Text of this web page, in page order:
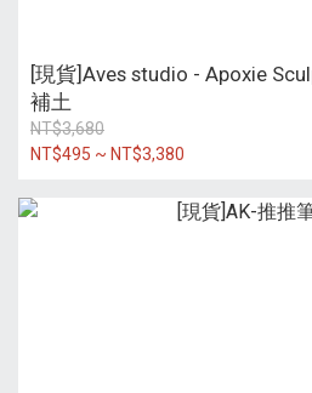
[現貨]Aves studio - Apoxie
補土
NT$3,680
NT$495 ~ NT$3,380